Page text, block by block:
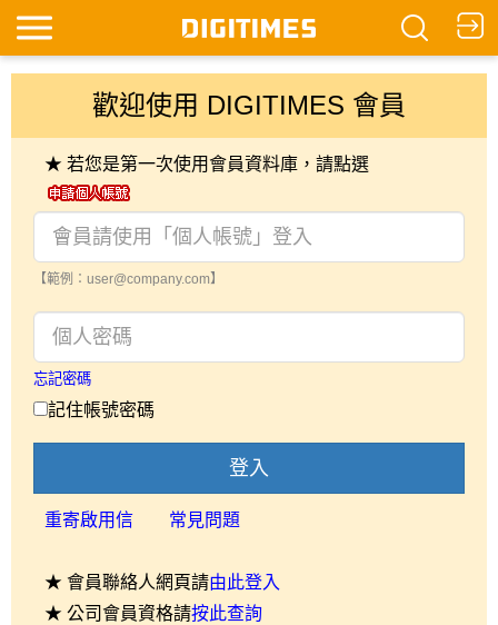
歡迎使用 DIGITIMES 會員
★ 若您是第一次使用會員資料庫，請點選
【範例：user@company.com】
忘記密碼
記住帳號密碼
登入
重寄啟用信 常見問題
★ 會員聯絡人網頁請由此登入
★ 公司會員資格請按此查詢